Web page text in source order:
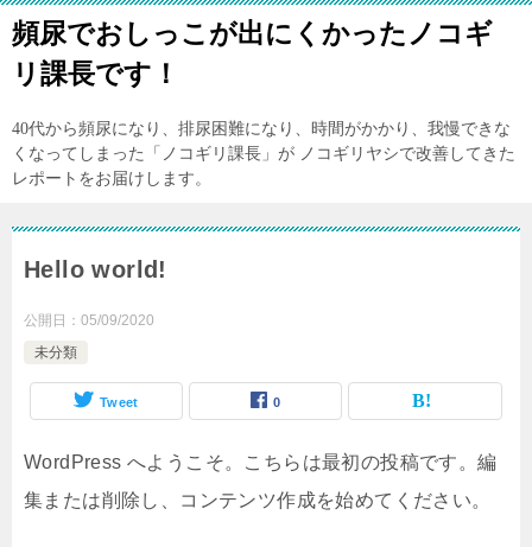
頻尿でおしっこが出にくかったノコギ
リ課長です！
40代から頻尿になり、排尿困難になり、時間がかかり、我慢できな
くなってしまった「ノコギリ課長」が ノコギリヤシで改善してきた
レポートをお届けします。
Hello world!
公開日： 05/09/2020
未分類
Tweet 0
WordPress へようこそ。こちらは最初の投稿です。編
集または削除し、コンテンツ作成を始めてください。